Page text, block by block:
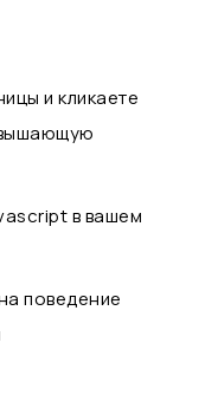
и кликаете
в вашем
поведение